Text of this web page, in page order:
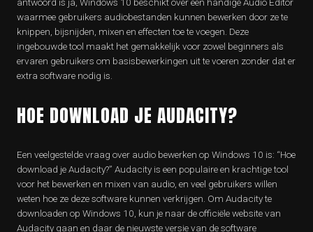
waarmee gebruikers audiobestanden kunnen bewerken door ze te
knippen, bijsnijden, mixen en effecten toe te voegen. Deze
ingebouwde tool maakt het gemakkelijk voor zowel beginners als
ervaren gebruikers om basisbewerkingen uit te voeren zonder dat er
extra software nodig is.
HOE DOWNLOAD JE AUDACITY?
Een veelgestelde vraag over audio bewerken op Windows 10 is: “Hoe
download je Audacity?” Audacity is een populaire en krachtige tool
voor het bewerken en mixen van audio, en veel gebruikers willen
weten hoe ze deze software kunnen verkrijgen. Om Audacity te
downloaden op Windows 10, kun je naar de officiële website van
Audacity gaan en daar de nieuwste versie van de software